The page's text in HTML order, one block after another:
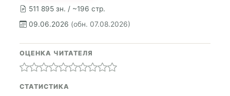
511 895 зн. / ~196 стр.
09.06.2026 (обн. 07.08.2026)
ОЦЕНКА ЧИТАТЕЛЯ
СТАТИСТИКА